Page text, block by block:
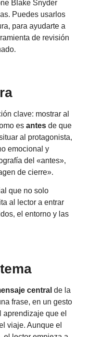
Blake Snyder
Puedes usarlos
para ayudarte a
de revisión
clave: mostrar al
es antes de que
al protagonista,
emocional y
del «antes»,
de cierre».
que no solo
al lector a entrar
el entorno y las
central de la
frase, en un gesto
que el
viaje. Aunque el